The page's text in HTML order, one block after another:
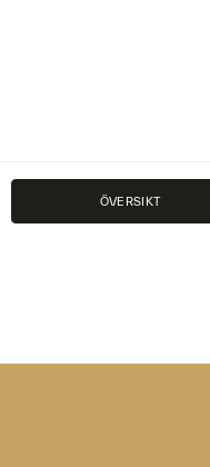
ÖVERSIKT
PRODUKTBLAD